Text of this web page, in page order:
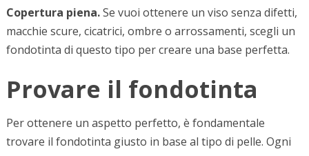
Copertura piena.Se vuoi ottenere un viso senza difetti,
macchie scure, cicatrici, ombre o arrossamenti, scegli un
fondotinta di questo tipo per creare una base perfetta.
Provare il fondotinta
Per ottenere un aspetto perfetto, è fondamentale
trovare il fondotinta giusto in base al tipo di pelle. Ogni